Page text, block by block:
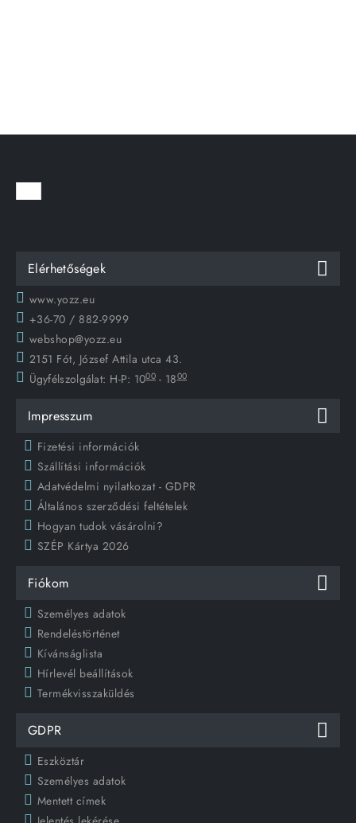
Elérhetőségek
www.yozz.eu
+36-70 / 882-9999
webshop@yozz.eu
2151 Fót, József Attila utca 43.
Ügyfélszolgálat: H-P: 1000 - 1800
Impresszum
Fizetési információk
Szállítási információk
Adatvédelmi nyilatkozat - GDPR
Általános szerződési feltételek
Hogyan tudok vásárolni?
SZÉP Kártya 2026
Fiókom
Személyes adatok
Rendeléstörténet
Kívánságlista
Hírlevél beállítások
Termékvisszaküldés
GDPR
Eszköztár
Személyes adatok
Mentett címek